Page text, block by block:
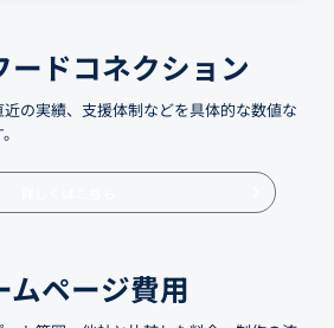
ードコネクション
の実績、支援体制などを具体的な数値な
ページ費用